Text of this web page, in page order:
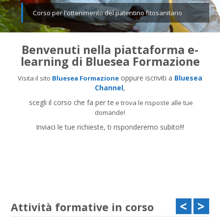
Corso per l'ottenimento del patentino fitosanitario
Benvenuti nella piattaforma e-
learning di Bluesea Formazione
Visita il sito Bluesea Formazione oppure iscriviti a Bluesea
Channel,
scegli il corso che fa per te e trova le risposte alle tue
domande!
Inviaci le tue richieste, ti risponderemo subito!!!
Attività formative in corso < >